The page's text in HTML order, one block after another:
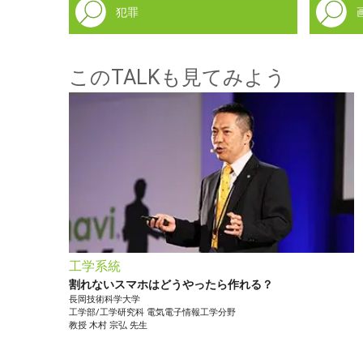
犯罪
このTALKも見てみよう
工学系統
割れないスマホはどうやったら作れる？
長岡技術科学大学
工学部/工学研究科 電気電子情報工学分野
教授 木村 宗弘 先生